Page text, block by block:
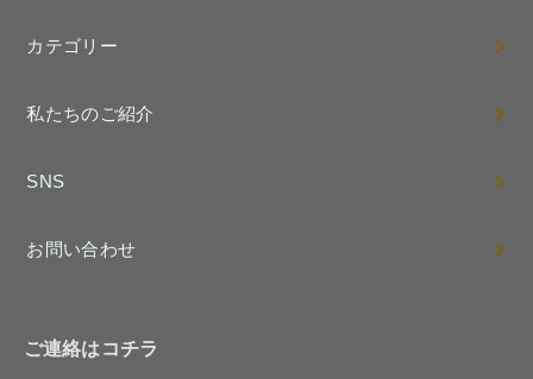
カテゴリー
私たちのご紹介
SNS
お問い合わせ
ご連絡はコチラ